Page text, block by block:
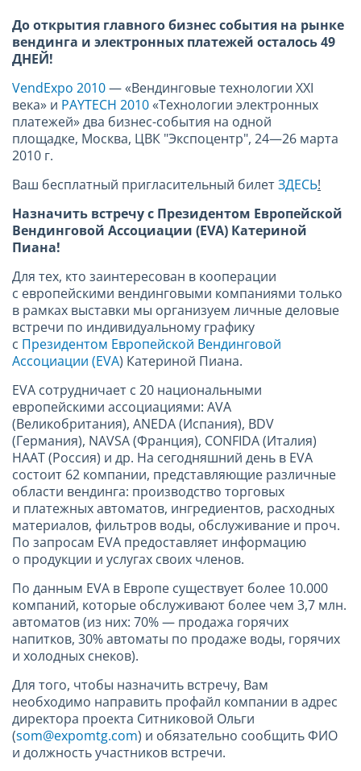
До открытия главного бизнес события на рынке
вендинга и электронных платежей осталось 49
ДНЕЙ!
VendExpo 2010— «Вендинговые технологии XXI
века» и PAYTECH 2010«Технологии электронных
платежей» два бизнес-события на одной
площадке, Москва, ЦВК "Экспоцентр", 24—26 марта
2010 г.
Ваш бесплатный пригласительный билетЗДЕСЬ!
Назначить встречу с Президентом Европейской
Вендинговой Ассоциации (EVA) Катериной
Пиана!
Для тех, кто заинтересован в кооперации
с европейскими вендинговыми компаниями только
в рамках выставки мы организуем личные деловые
встречи по индивидуальному графику
с Президентом Европейской Вендинговой
Ассоциации (EVA) Катериной Пиана.
EVA сотрудничает с 20 национальными
европейскими ассоциациями: АVA
(Великобритания), ANEDA (Испания), BDV
(Германия), NAVSA (Франция), CONFIDA (Италия)
НААТ (Россия) и др. На сегодняшний день в ЕVA
состоит 62 компании, представляющие различные
области вендинга: производство торговых
и платежных автоматов, ингредиентов, расходных
материалов, фильтров воды, обслуживание и проч.
По запросам EVA предоставляет информацию
о продукции и услугах своих членов.
По данным EVA в Европе существует более 10.000
компаний, которые обслуживают более чем 3,7 млн.
автоматов (из них: 70% — продажа горячих
напитков, 30% автоматы по продаже воды, горячих
и холодных снеков).
Для того, чтобы назначить встречу, Вам
необходимо направить профайл компании в адрес
директора проекта Ситниковой Ольги
(som@expomtg.com) и обязательно сообщить ФИО
и должность участников встречи.